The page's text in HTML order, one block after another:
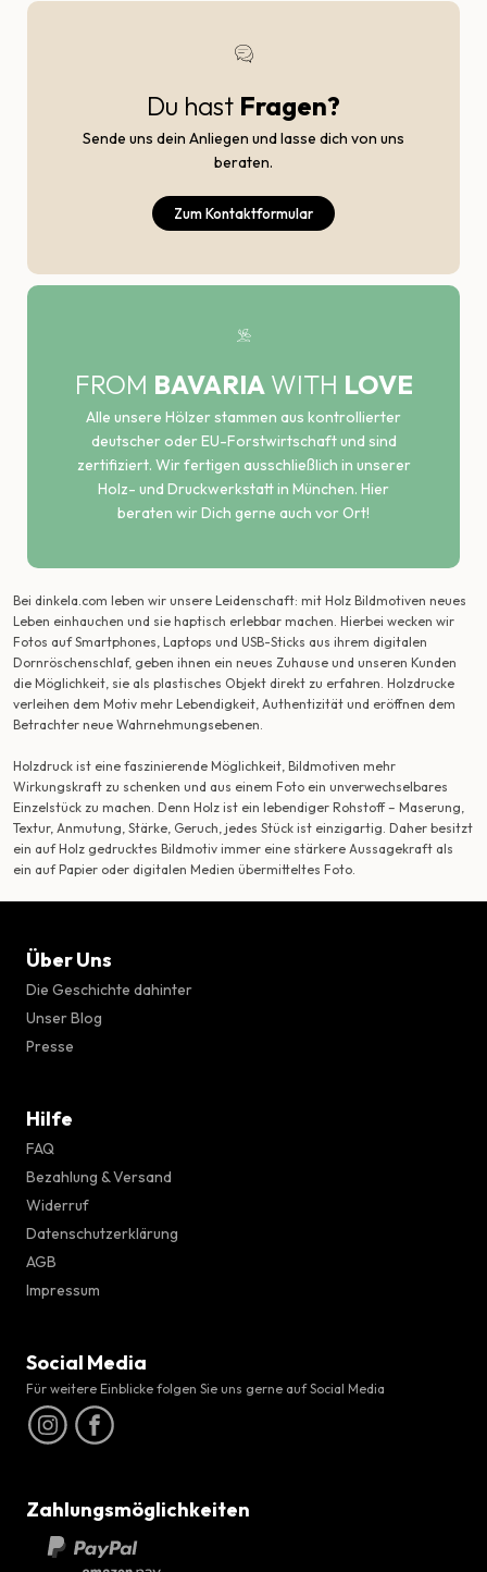
Du hast Fragen?
Sende uns dein Anliegen und lasse dich von uns
beraten.
Zum Kontaktformular
FROM BAVARIAWITH LOVE
Alle unsere Hölzer stammen aus kontrollierter
deutscher oder EU-Forstwirtschaft und sind
zertifiziert. Wir fertigen ausschließlich in unserer
Holz- und Druckwerkstatt in München. Hier
beraten wir Dich gerne auch vor Ort!
Bei dinkela.com leben wir unsere Leidenschaft: mit Holz Bildmotiven neues
Leben einhauchen und sie haptisch erlebbar machen. Hierbei wecken wir
Fotos auf Smartphones, Laptops und USB-Sticks aus ihrem digitalen
Dornröschenschlaf, geben ihnen ein neues Zuhause und unseren Kunden
die Möglichkeit, sie als plastisches Objekt direkt zu erfahren. Holzdrucke
verleihen dem Motiv mehr Lebendigkeit, Authentizität und eröffnen dem
Betrachter neue Wahrnehmungsebenen.
Holzdruck ist eine faszinierende Möglichkeit, Bildmotiven mehr
Wirkungskraft zu schenken und aus einem Foto ein unverwechselbares
Einzelstück zu machen. Denn Holz ist ein lebendiger Rohstoff – Maserung,
Textur, Anmutung, Stärke, Geruch, jedes Stück ist einzigartig. Daher besitzt
ein auf Holz gedrucktes Bildmotiv immer eine stärkere Aussagekraft als
ein auf Papier oder digitalen Medien übermitteltes Foto.
Über Uns
Die Geschichte dahinter
Unser Blog
Presse
Hilfe
FAQ
Bezahlung & Versand
Widerruf
Datenschutzerklärung
AGB
Impressum
Social Media
Für weitere Einblicke folgen Sie uns gerne auf Social Media
Zahlungsmöglichkeiten